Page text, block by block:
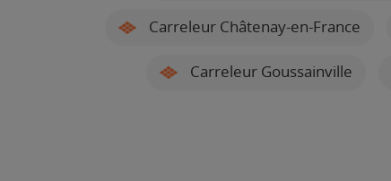
Carreleur Châtenay-en-France
Carreleur Goussainville